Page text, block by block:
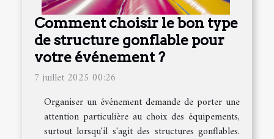
Comment choisir le bon type
de structure gonflable pour
votre événement ?
7 juillet 2025 00:26
Organiser un événement demande de porter une
attention particulière au choix des équipements,
surtout lorsqu'il s'agit des structures gonflables.